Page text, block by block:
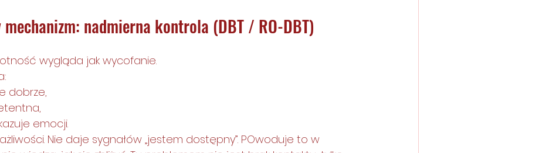
mechanizm: nadmierna kontrola (DBT / RO-DBT)
wygląda jak wycofanie.
dobrze,
emocji.
Nie daje sygnałów „jestem dostępny”. POwoduje to w